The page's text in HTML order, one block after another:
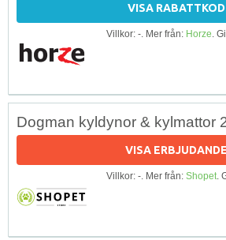
VISA RABATTKOD
Villkor: -. Mer från: Horze.
Dogman kyldynor & kylmattor
VISA ERBJUDANDE
Villkor: -. Mer från: Shopet.